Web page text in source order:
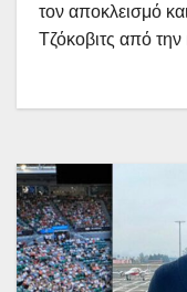
τον αποκλεισμό
Τζόκοβιτς από